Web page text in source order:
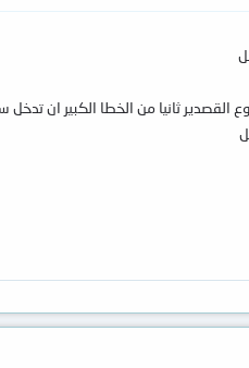
القصدير ثانيا من الخطا الكبير ان